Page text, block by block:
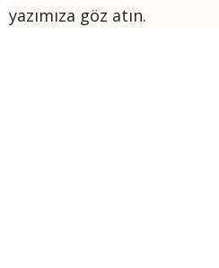
yazımıza göz atın.